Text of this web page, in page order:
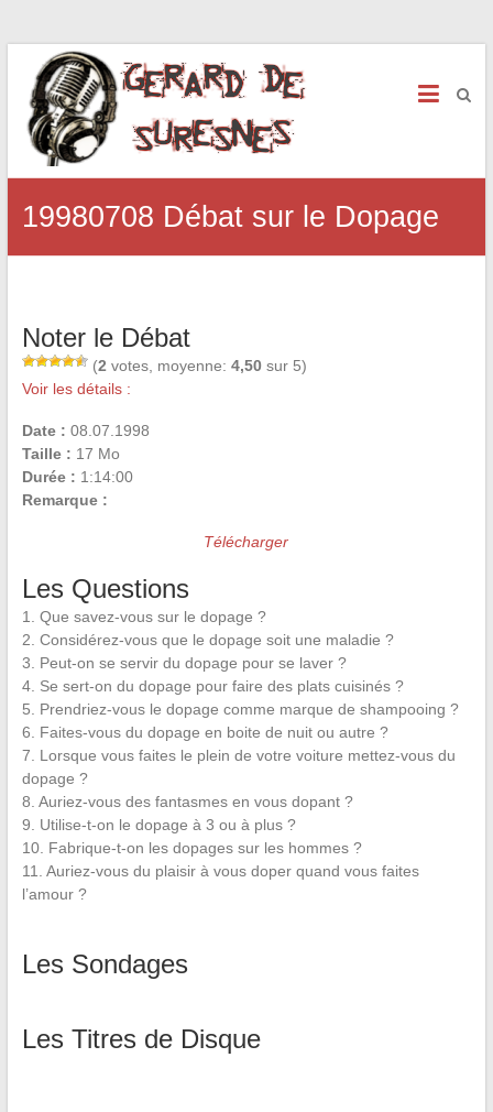
19980708 Débat sur le Dopage
Noter le Débat
(2 votes, moyenne: 4,50sur 5)
Voir les détails :
Date : 08.07.1998
Taille : 17 Mo
Durée : 1:14:00
Remarque :
Télécharger
Les Questions
1. Que savez-vous sur le dopage ?
2. Considérez-vous que le dopage soit une maladie ?
3. Peut-on se servir du dopage pour se laver ?
4. Se sert-on du dopage pour faire des plats cuisinés ?
5. Prendriez-vous le dopage comme marque de shampooing ?
6. Faites-vous du dopage en boite de nuit ou autre ?
7. Lorsque vous faites le plein de votre voiture mettez-vous du
dopage ?
8. Auriez-vous des fantasmes en vous dopant ?
9. Utilise-t-on le dopage à 3 ou à plus ?
10. Fabrique-t-on les dopages sur les hommes ?
11. Auriez-vous du plaisir à vous doper quand vous faites
l’amour ?
Les Sondages
Les Titres de Disque